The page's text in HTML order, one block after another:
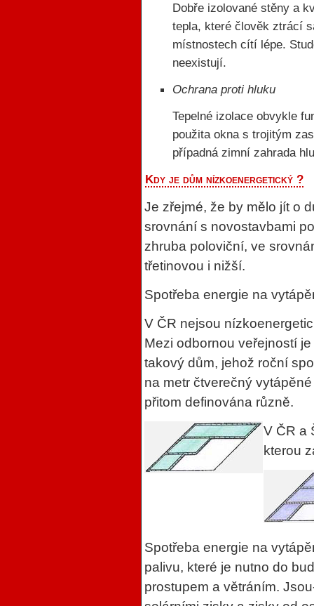
Dobře izolované stěny a
tepla, které člověk ztrácí
místnostech cítí lépe.
neexistují.
Ochrana proti hluku
Tepelné izolace obvykle
použita okna s trojitým
případná zimní zahrada
Kdy je dům nízkoenergetický ?
Je zřejmé, že by mělo jít o
srovnání s novostavbami
zhruba poloviční, ve
třetinovou i nižší.
Spotřeba energie na
V ČR nejsou
Mezi odbornou veřejností
takový dům, jehož roční
na metr čtverečný
přitom definována různě.
V ČR a
kterou
Spotřeba energie na
palivu, které je nutno do
prostupem a větráním.